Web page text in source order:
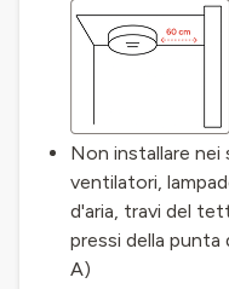
Non installare nei
ventilatori,
d'aria, travi del
pressi della
A)